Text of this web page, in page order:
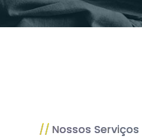
Nossos Serviços